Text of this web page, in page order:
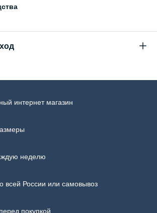
интернет магазин
неделю
всей России или самовывоз
перед покупкой